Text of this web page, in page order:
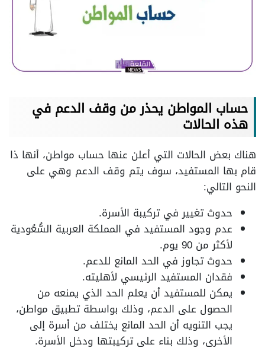
حساب المواطن يحذر من وقف الدعم في
هذه الحالات
هناك بعض الحالات التي أعلن عنها حساب مواطن، أنها ذا
قام بها المستفيد، سوف يتم وقف الدعم وهي على
النحو التالي:
حدوث تغيير في تركيبة الأسرة.
عدم وجود المستفيد في المملكة العربية السُّعُودية
لأكثر من 90 يوم.
حدوث تجاوز في الحد المانع للدعم.
فقدان المستفيد الرئيسي لأهليته.
يمكن للمستفيد أن يعلم الحد الذي يمنعه من
الحصول على الدعم، وذلك بواسطة تطبيق مواطن،
يجب التنويه أن الحد المانع يختلف من أسرة إلى
الأخرى، وذلك بناء على تركيبتها ودخل الأسرة.